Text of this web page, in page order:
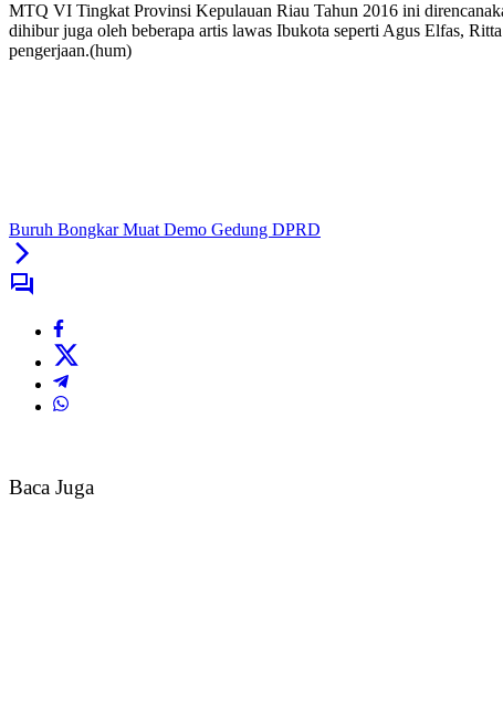
MTQ VI Tingkat Provinsi Kepulauan Riau Tahun 2016 ini
dihibur juga oleh beberapa artis lawas Ibukota seperti Agus Elfas,
pengerjaan.(hum)
Buruh Bongkar Muat Demo Gedung DPRD
Baca Juga